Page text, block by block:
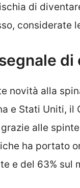
di
considerate
di
novità alla
e Stati Uniti,
alle
ha portato
e del 63% sul